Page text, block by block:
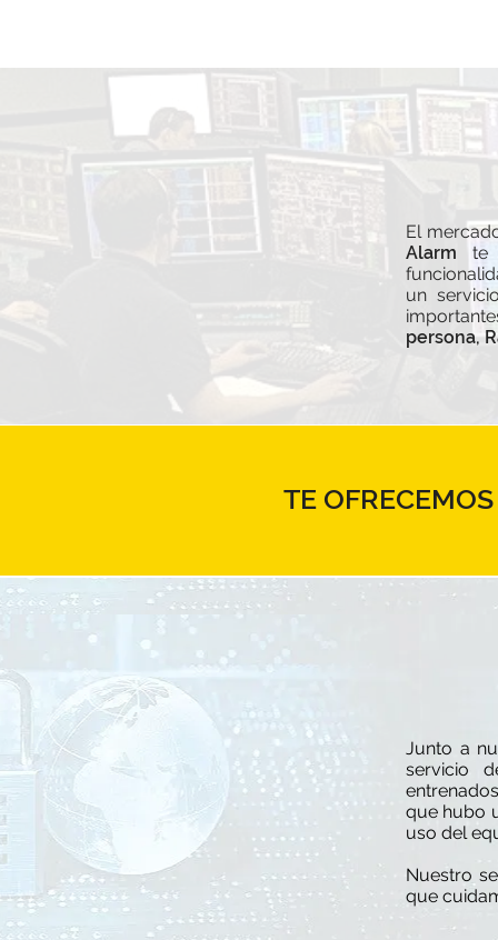
El
Alarm te
un
persona,
TE
Junto a
servicio
que hubo
uso del
Nuestro
que